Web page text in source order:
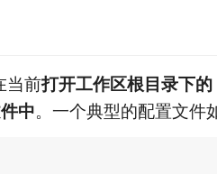
当前打开工作区根目录下的
中。一个典型的配置文件